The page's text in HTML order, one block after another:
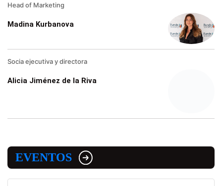
Head of Marketing
Madina Kurbanova
Socia ejecutiva y directora
Alicia Jiménez de la Riva
EVENTOS